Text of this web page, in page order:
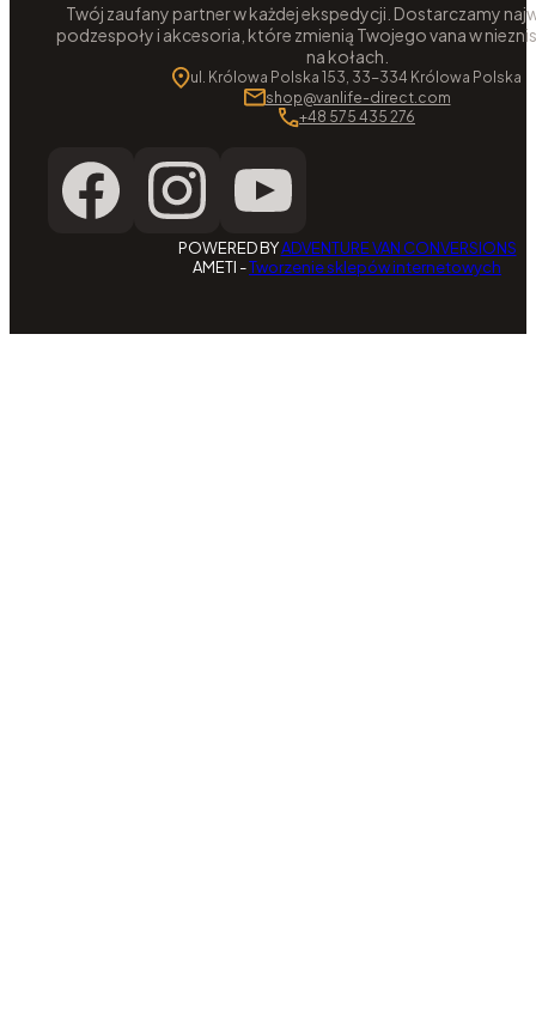
Twój zaufany partner w każdej ekspedycji. Dostarczamy
podzespoły i akcesoria, które zmienią Twojego vana w
na kołach.
ul. Królowa Polska 153, 33-334 Królowa Polska
shop@vanlife-direct.com
+48 575 435 276
POWERED BYADVENTURE VAN CONVERSIONS
AMETI -Tworzenie sklepów internetowych